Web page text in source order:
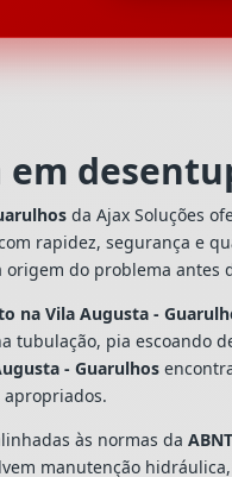
em
da Ajax Soluções
rapidez, segurança e
origem do problema
na Vila Augusta -
tubulação, pia escoando
- Guarulhos
apropriados.
às normas daABNT
manutenção